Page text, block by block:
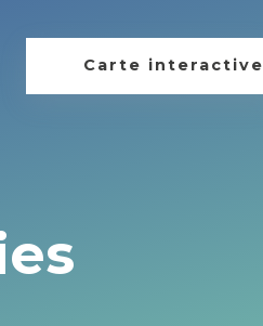
Carte interactive